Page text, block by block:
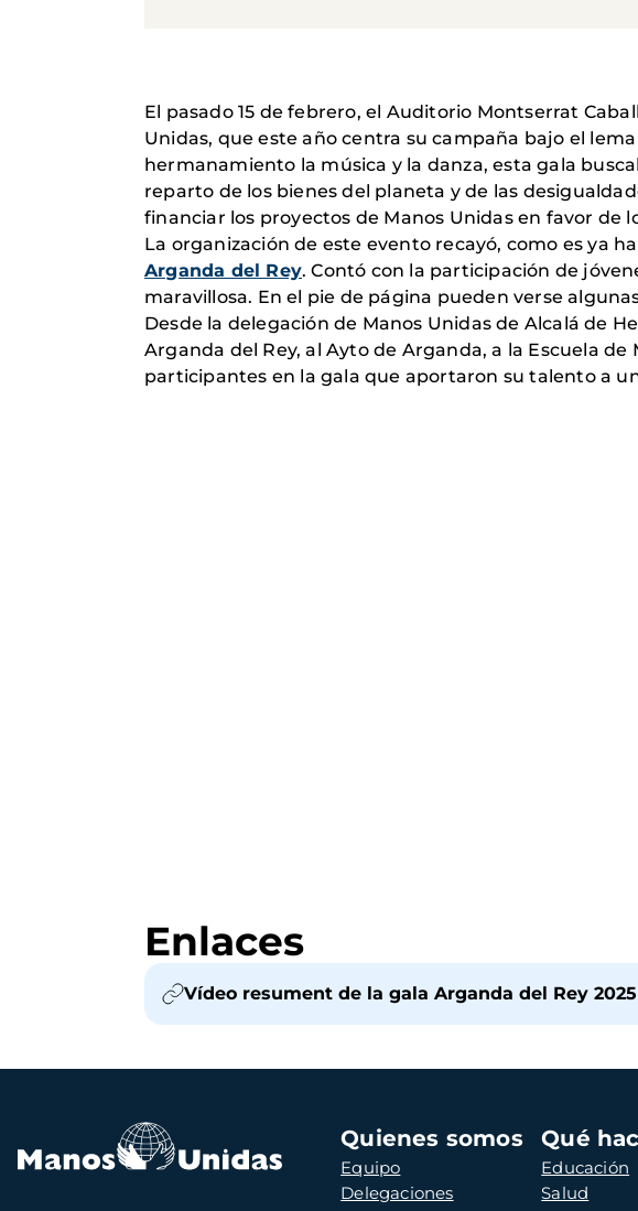
El pasado 15 de febrero, el Auditorio Montserrat
Unidas, que este año centra su campaña bajo el lema
hermanamiento la música y la danza, esta gala
reparto de los bienes del planeta y de las
financiar los proyectos de Manos Unidas en favor de
La organización de este evento recayó, como es ya
Arganda del Rey. Contó con la participación de
maravillosa. En el pie de página pueden verse
Desde la delegación de Manos Unidas de Alcalá de
Arganda del Rey, al Ayto de Arganda, a la Escuela
participantes en la gala que aportaron su talento a
Enlaces
Vídeo resument de la gala Arganda del Rey
Navegación
principal
Quienes somos
Equipo
Delegaciones
Qué
Educación
Salud